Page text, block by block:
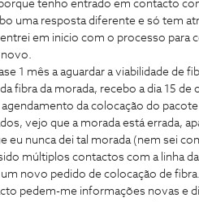
tenho entrado em contacto
uma resposta diferente e só tem
em inicio com o processo para
1 mês a aguardar a viabilidade de
fibra da morada, recebo a dia 15
da colocação do
vejo que a morada está errada,
eu nunca dei tal morada (nem sei
múltiplos contactos com a linha
novo pedido de colocação de fibra.
pedem-me informações novas e